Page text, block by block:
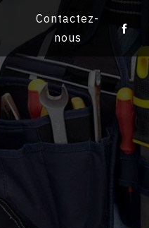
Contactez-
nous